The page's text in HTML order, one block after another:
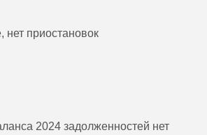
нет приостановок
2024 задолженностей нет